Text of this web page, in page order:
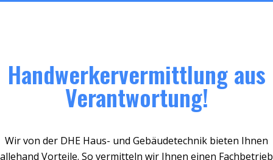
Handwerkervermittlung aus
Verantwortung!
Wir von der DHE Haus- und Gebäudetechnik bieten Ihnen
allehand Vorteile. So vermitteln wir Ihnen einen Fachbetrieb